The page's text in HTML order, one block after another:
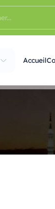
Accueil